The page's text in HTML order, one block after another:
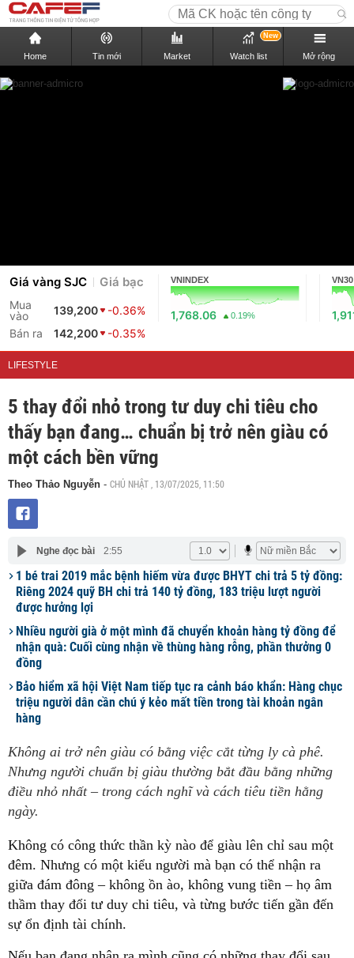
Home Tin mới Market Watch list
New
Mở rộng
Giá vàng SJC Giá bạc
Mua
vào
139,200
-0.36%
Bán ra
142,200 -0.35%
VNINDEX
1,768.06 0.19%
VN30
LIFESTYLE
5 thay đổi nhỏ trong tư duy chi tiêu cho
thấy bạn đang… chuẩn bị trở nên giàu có
một cách bền vững
Theo Thảo Nguyễn - CHỦ NHẬT , 13/07/2025, 11:50
Nghe đọc bài 2:55
1 bé trai 2019 mắc bệnh hiếm vừa được BHYT chi trả 5 tỷ đồng:
Riêng 2024 quỹ BH chi trả 140 tỷ đồng, 183 triệu lượt người
được hưởng lợi
Nhiều người già ở một mình đã chuyển khoản hàng tỷ đồng để
nhận quà: Cuối cùng nhận về thùng hàng rỗng, phần thưởng 0
đồng
Bảo hiểm xã hội Việt Nam tiếp tục ra cảnh báo khẩn: Hàng chục
triệu người dân cần chú ý kẻo mất tiền trong tài khoản ngân
hàng
Không ai trở nên giàu có bằng việc cắt từng ly cà phê.
Nhưng người chuẩn bị giàu thường bắt đầu bằng những
điều nhỏ nhất – trong cách nghĩ và cách tiêu tiền hằng
ngày.
Không có công thức thần kỳ nào để giàu lên chỉ sau một
đêm. Nhưng có một kiểu người mà bạn có thể nhận ra
giữa đám đông – không ồn ào, không vung tiền – họ âm
thầm thay đổi tư duy chi tiêu, và từng bước tiến gần đến
sự ổn định tài chính.